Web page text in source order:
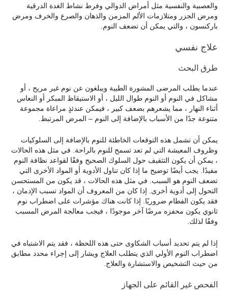
والعصبية والنفسية مثل أمراض الدوالي وفرط نشاط الغدة الدرقية
ومرض الجزر ومتلازمات الألم المزمن والذهان والصرع والخرف ومرض
باركنسون ، والتي يمكن أن تضعف النوم.
علاج نفسي
طرق البحث
عندما يطلب المرضى المشورة الطبية ويبلغون عن نوم غير مريح ، أو
مشاكل في النوم أو النوم طوال الليل ، أو الاستيقاظ المبكر أو النعاس
أثناء النهار ، مما يشعرهم بضعف كبير ، فيمكن عندئذٍ مراعاة مجموعة
متنوعة جدًا من الأسباب بالإضافة إلى النوم – المرض المرتبط.
يمكن أن تشمل هذه التوقعات الخاطئة للنوم بالإضافة إلى السلوكيات
وظروف المعيشة التي لم تعد تسمح للنوم بالراحة. في مثل هذه الحالات
، يمكن أن يكون التثقيف حول السلوك الصحيح وفقًا لقواعد نظافة النوم
مفيدًا. يجب أيضًا توضيح ما إذا كان تناول الأدوية أو المواد الأخرى التي
تضعف النوم هو السبب. في مثل هذه الحالات ، قد يكون من المستحسن
التحول إلى أدوية أخرى. إذا كان من المعروف أن المواد تسبب الإدمان ،
فقد يكون الفطام ضروريًا. إذا كانت هناك مؤشرات على اضطراب نوم
ثانوي يكون محفزه مرضًا آخر موجودًا ، فيجب معالجة المرض المسبب
وفقًا لذلك.
إذا لم يتم تحديد أسباب الشكاوى حتى هذه اللحظة ، فقد يتم الاشتباه في
اضطراب النوم الأولي الذي يتطلب العلاج ويشار إلى إجراء محدد مطابق
من حيث التشخيص والاستشارة والعلاج.
الفحص غير القائم على الجهاز